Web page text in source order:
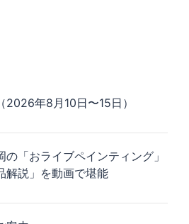
年8月10日〜15日）
「おライブペインティング」
解説」を動画で堪能